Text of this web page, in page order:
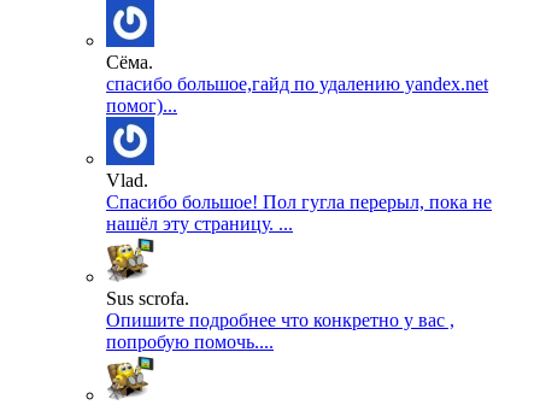
Сёма.
спасибо большое,гайд по удалению yandex.net
помог)...
Vlad.
Спасибо большое! Пол гугла перерыл, пока не
нашёл эту страницу. ...
Sus scrofa.
Опишите подробнее что конкретно у вас ,
попробую помочь....